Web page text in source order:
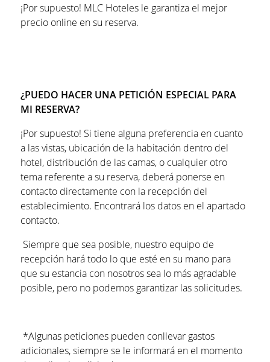
¡Por supuesto! MLC Hoteles le garantiza el mejor
precio online en su reserva.
¿PUEDO HACER UNA PETICIÓN ESPECIAL PARA
MI RESERVA?
¡Por supuesto! Si tiene alguna preferencia en cuanto
a las vistas, ubicación de la habitación dentro del
hotel, distribución de las camas, o cualquier otro
tema referente a su reserva, deberá ponerse en
contacto directamente con la recepción del
establecimiento. Encontrará los datos en el apartado
contacto.
Siempre que sea posible, nuestro equipo de
recepción hará todo lo que esté en su mano para
que su estancia con nosotros sea lo más agradable
posible, pero no podemos garantizar las solicitudes.
*Algunas peticiones pueden conllevar gastos
adicionales, siempre se le informará en el momento